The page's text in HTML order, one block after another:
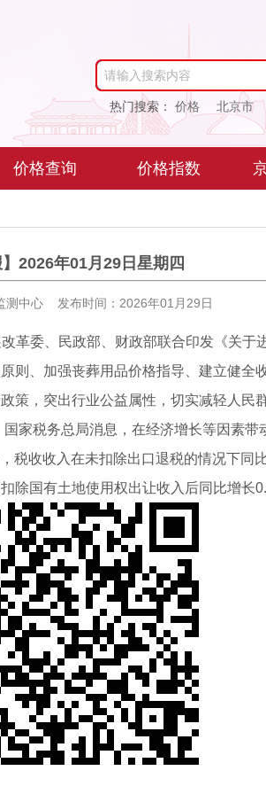
请输入搜索内容
热门搜索： 价格 北京市
价格查询 价格指数
】2026年01月29日星期四
测中心 发布时间：2026年01月29日
革委、民政部、财政部联合印发《关于
则、加强丧葬用品价格指导、建立健全
策，突出行业公益属性，切实减轻人民
家税务总局消息，在经济增长等因素
税收收入在未扣除出口退税的情况下同
除国有土地使用权出让收入后同比增长